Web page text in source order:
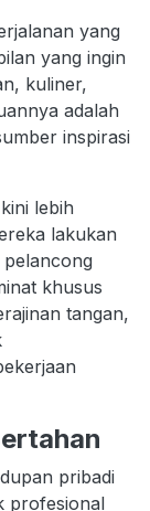
yang
yang ingin
kuliner,
adalah
inspirasi
lebih
lakukan
khusus
tangan,
pribadi
profesional